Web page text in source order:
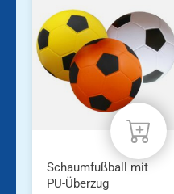
Schaumfußball mit
PU-Überzug